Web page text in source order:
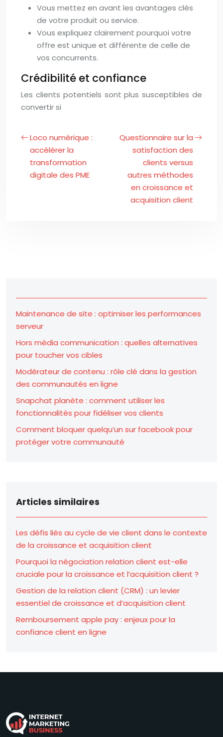
Vous mettez en avant les avantages clés
de votre produit ou service.
Vous expliquez clairement pourquoi votre
offre est unique et différente de celle de
vos concurrents.
Crédibilité et confiance
Les clients potentiels sont plus susceptibles de
convertir si
Loco numérique :
accélérer la
transformation
digitale des PME
Questionnaire sur la
satisfaction des
clients versus
autres méthodes
en croissance et
acquisition client
Maintenance de site : optimiser les performances
serveur
Hors média communication : quelles alternatives
pour toucher vos cibles
Modérateur de contenu : rôle clé dans la gestion
des communautés en ligne
Snapchat planète : comment utiliser les
fonctionnalités pour fidéliser vos clients
Comment bloquer quelqu’un sur facebook pour
protéger votre communauté
Articles similaires
Les défis liés au cycle de vie client dans le contexte
de la croissance et acquisition client
Pourquoi la négociation relation client est-elle
cruciale pour la croissance et l’acquisition client ?
Gestion de la relation client (CRM) : un levier
essentiel de croissance et d’acquisition client
Remboursement apple pay : enjeux pour la
confiance client en ligne